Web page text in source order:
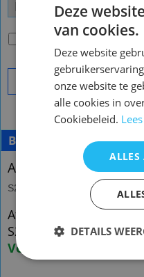
Passende Batterijen
Bestel
Beschrijving Meer
Afstandsbediening
S222
Afstandsbediening
S222
Voorraad origineel
Deze
van cookies.
Deze website
onze website te
alle cookies in
Cookiebeleid.
ALLES
DETAILS